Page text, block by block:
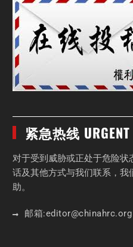
紧急热线 URGENT
对于受到威胁或正处于危险
话及其他方式与我们联系，
助。
邮箱:editor@chinahrc.org